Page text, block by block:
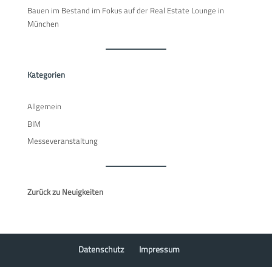
Bauen im Bestand im Fokus auf der Real Estate Lounge in
München
Kategorien
Allgemein
BIM
Messeveranstaltung
Zurück zu Neuigkeiten
Datenschutz Impressum